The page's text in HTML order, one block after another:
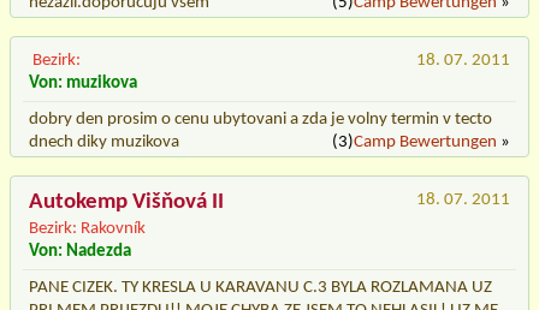
Bezirk:
18. 07. 2011
Von: muzikova
dobry den prosim o cenu ubytovani a zda je volny termin v tecto
dnech diky muzikova
(3)Camp Bewertungen »
Autokemp Višňová II
Bezirk: Rakovník
18. 07. 2011
Von: Nadezda
PANE CIZEK. TY KRESLA U KARAVANU C.3 BYLA ROZLAMANA UZ